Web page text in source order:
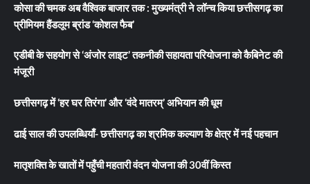
कोसा की चमक अब वैश्विक बाजार तक : मुख्यमंत्री ने लॉन्च किया छत्तीसगढ़ का
प्रीमियम हैंडलूम ब्रांड ‘कोशल फैब’
एडीबी के सहयोग से ‘अंजोर लाइट’ तकनीकी सहायता परियोजना को कैबिनेट की
मंजूरी
छत्तीसगढ़ में ‘हर घर तिरंगा’ और ‘वंदे मातरम्’ अभियान की धूम
ढाई साल की उपलब्धियाँ- छत्तीसगढ़ का श्रमिक कल्याण के क्षेत्र में नई पहचान
मातृशक्ति के खातों में पहुँची महतारी वंदन योजना की 30वीं किस्त